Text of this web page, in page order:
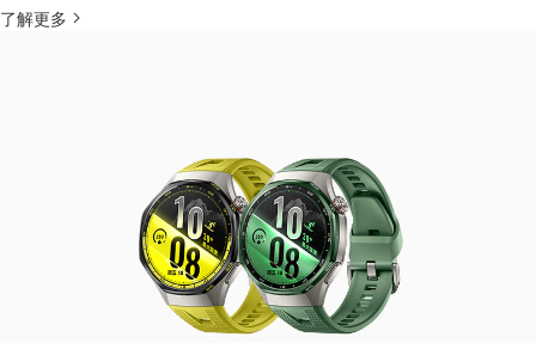
了解更多